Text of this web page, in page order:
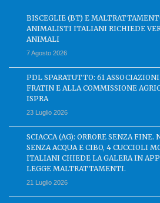
BISCEGLIE (BT) E
ANIMALISTI ITALIANI RICHIEDE
ANIMALI
7 Agosto 2026
PDL SPARATUTTO: 61
FRATIN E ALLA COMMISSIONE
ISPRA
23 Luglio 2026
SCIACCA (AG): ORRORE SENZA
SENZA ACQUA E CIBO, 4 CUCCIOLI
ITALIANI CHIEDE LA GALERA IN
LEGGE MALTRATTAMENTI.
21 Luglio 2026